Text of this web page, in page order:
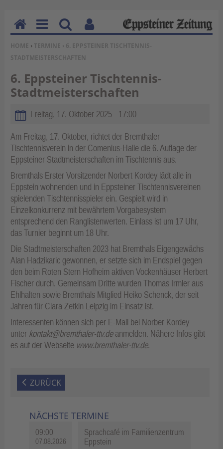
SIE BEFINDEN SICH HIER:
HOME › TERMINE › 6. EPPSTEINER TISCHTENNIS-
STADTMEISTERSCHAFTEN
6. Eppsteiner Tischtennis-
Stadtmeisterschaften
Freitag, 17. Oktober 2025 - 17:00
Am Freitag, 17. Oktober, richtet der Bremthaler
Tischtennisverein in der Comenius-Halle die 6. Auflage der
Eppsteiner Stadtmeisterschaften im Tischtennis aus.
Bremthals Erster Vorsitzender Norbert Kordey lädt alle in
Eppstein wohnenden und in Eppsteiner Tischtennisvereinen
spielenden Tischtennisspieler ein. Gespielt wird in
Einzelkonkurrenz mit bewährtem Vorgabesystem
entsprechend den Ranglistenwerten. Einlass ist um 17 Uhr,
das Turnier beginnt um 18 Uhr.
Die Stadtmeisterschaften 2023 hat Bremthals Eigengewächs
Alan Hadzikaric gewonnen, er setzte sich im Endspiel gegen
den beim Roten Stern Hofheim aktiven Vockenhäuser Herbert
Fischer durch. Gemeinsam Dritte wurden Thomas Irmler aus
Ehlhalten sowie Bremthals Mitglied Heiko Schenck, der seit
Jahren für Clara Zetkin Leipzig im Einsatz ist.
Interessenten können sich per E-Mail bei Norber Kordey
unter kontakt@bremthaler-ttv.deanmelden. Nähere Infos gibt
es auf der Webseite www.bremthaler-ttv.de.
ZURÜCK
NÄCHSTE TERMINE
09:00
07.08.2026
Sprachcafé im Familienzentrum
Eppstein
H
o
m
e
M
en
u
Su
ch
en
Be
nu
tz
erf
un
kti
on